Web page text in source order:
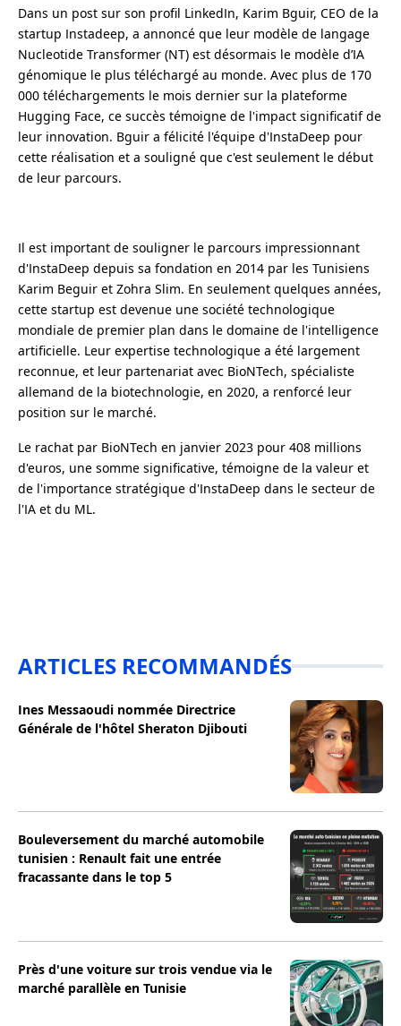
Dans un post sur son profil LinkedIn, Karim Bguir, CEO de la
startup Instadeep, a annoncé que leur modèle de langage
Nucleotide Transformer (NT) est désormais le modèle d’IA
génomique le plus téléchargé au monde. Avec plus de 170
000 téléchargements le mois dernier sur la plateforme
Hugging Face, ce succès témoigne de l'impact significatif de
leur innovation. Bguir a félicité l'équipe d'InstaDeep pour
cette réalisation et a souligné que c'est seulement le début
de leur parcours.
Il est important de souligner le parcours impressionnant
d'InstaDeep depuis sa fondation en 2014 par les Tunisiens
Karim Beguir et Zohra Slim. En seulement quelques années,
cette startup est devenue une société technologique
mondiale de premier plan dans le domaine de l'intelligence
artificielle. Leur expertise technologique a été largement
reconnue, et leur partenariat avec BioNTech, spécialiste
allemand de la biotechnologie, en 2020, a renforcé leur
position sur le marché.
Le rachat par BioNTech en janvier 2023 pour 408 millions
d'euros, une somme significative, témoigne de la valeur et
de l'importance stratégique d'InstaDeep dans le secteur de
l'IA et du ML.
ARTICLES RECOMMANDÉS
Ines Messaoudi nommée Directrice
Générale de l'hôtel Sheraton Djibouti
Bouleversement du marché automobile
tunisien : Renault fait une entrée
fracassante dans le top 5
Près d'une voiture sur trois vendue via le
marché parallèle en Tunisie